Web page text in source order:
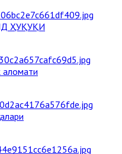
ҲУҚУҚИ
аломати